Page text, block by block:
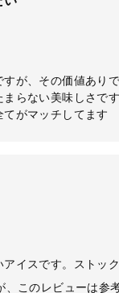
が、その価値あり
らない美味しさです
がマッチしてます
イスです。ストッ
このレビューは参